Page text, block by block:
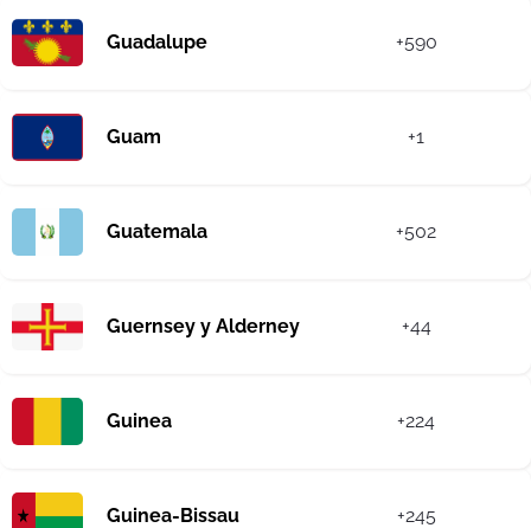
Guadalupe +590
Guam +1
Guatemala +502
Guernsey y Alderney +44
Guinea +224
Guinea-Bissau +245